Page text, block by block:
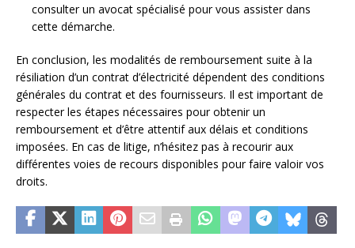
consulter un avocat spécialisé pour vous assister dans
cette démarche.
En conclusion, les modalités de remboursement suite à la
résiliation d’un contrat d’électricité dépendent des conditions
générales du contrat et des fournisseurs. Il est important de
respecter les étapes nécessaires pour obtenir un
remboursement et d’être attentif aux délais et conditions
imposées. En cas de litige, n’hésitez pas à recourir aux
différentes voies de recours disponibles pour faire valoir vos
droits.